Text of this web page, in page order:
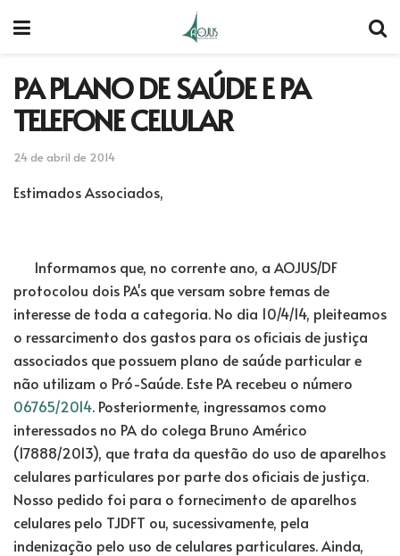
PA PLANO DE SAÚDE E PA
TELEFONE CELULAR
24 de abril de 2014
Estimados Associados,
Informamos que, no corrente ano, a AOJUS/DF
protocolou dois PA's que versam sobre temas de
interesse de toda a categoria. No dia 10/4/14, pleiteamos
o ressarcimento dos gastos para os oficiais de justiça
associados que possuem plano de saúde particular e
não utilizam o Pró-Saúde. Este PA recebeu o número
06765/2014. Posteriormente, ingressamos como
interessados no PA do colega Bruno Américo
(17888/2013), que trata da questão do uso de aparelhos
celulares particulares por parte dos oficiais de justiça.
Nosso pedido foi para o fornecimento de aparelhos
celulares pelo TJDFT ou, sucessivamente, pela
indenização pelo uso de celulares particulares. Ainda,